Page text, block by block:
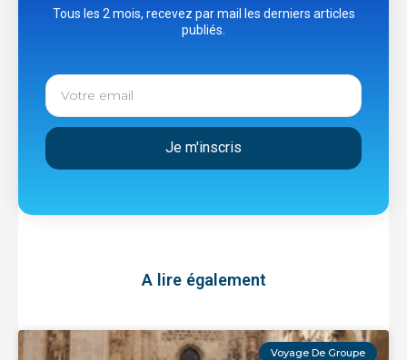
Tous les 2 mois, recevez par mail les derniers articles
publiés.
Je m'inscris
A lire également
Voyage De Groupe